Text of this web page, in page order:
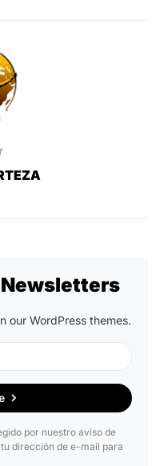
our WordPress themes.
por nuestro aviso de
dirección de e-mail para